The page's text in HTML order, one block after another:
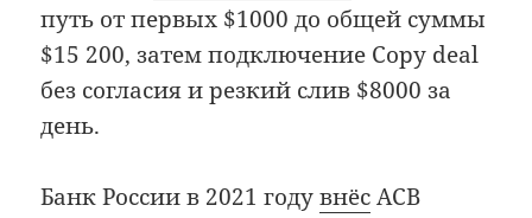
путь от первых $1000 до общей суммы
$15 200, затем подключение Copy deal
без согласия и резкий слив $8000 за
день.
Банк России в 2021 годувнёсACB